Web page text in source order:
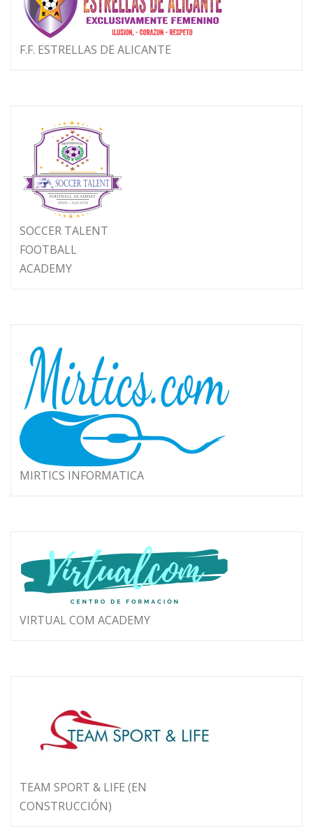
F.F. ESTRELLAS DE ALICANTE
SOCCER TALENT
FOOTBALL
ACADEMY
MIRTICS INFORMATICA
VIRTUAL COM ACADEMY
TEAM SPORT & LIFE (EN
CONSTRUCCIÓN)